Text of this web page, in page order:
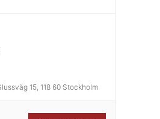
15, 118 60 Stockholm